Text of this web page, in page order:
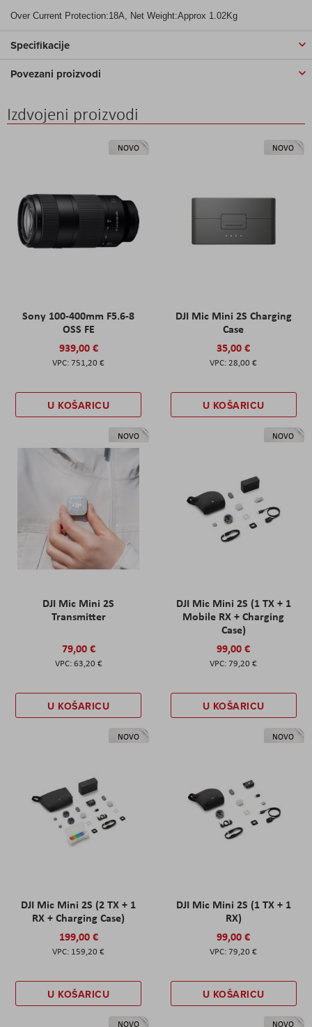
Over Current Protection:18A, Net Weight:Approx 1.02Kg
Specifikacije
Povezani proizvodi
Izdvojeni proizvodi
NOVO
Sony 100-400mm F5.6-8
OSS FE
939,00 €
751,20 €
U KOŠARICU
NOVO
DJI Mic Mini 2S Charging
Case
35,00 €
28,00 €
U KOŠARICU
NOVO
DJI Mic Mini 2S
Transmitter
79,00 €
63,20 €
U KOŠARICU
NOVO
DJI Mic Mini 2S (1 TX + 1
Mobile RX + Charging
Case)
99,00 €
79,20 €
U KOŠARICU
NOVO
DJI Mic Mini 2S (2 TX + 1
RX + Charging Case)
199,00 €
159,20 €
U KOŠARICU
NOVO
DJI Mic Mini 2S (1 TX + 1
RX)
99,00 €
79,20 €
U KOŠARICU
NOVO NOVO